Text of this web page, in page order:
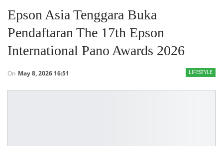
Epson Asia Tenggara Buka
Pendaftaran The 17th Epson
International Pano Awards 2026
LIFESTYLE
On May 8, 2026 16:51